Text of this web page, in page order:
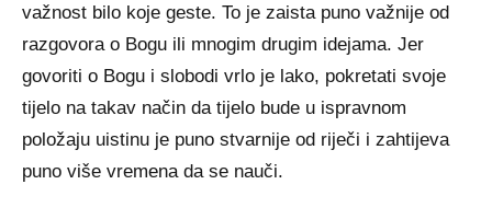
važnost bilo koje geste. To je zaista puno važnije od
razgovora o Bogu ili mnogim drugim idejama. Jer
govoriti o Bogu i slobodi vrlo je lako, pokretati svoje
tijelo na takav način da tijelo bude u ispravnom
položaju uistinu je puno stvarnije od riječi i zahtijeva
puno više vremena da se nauči.